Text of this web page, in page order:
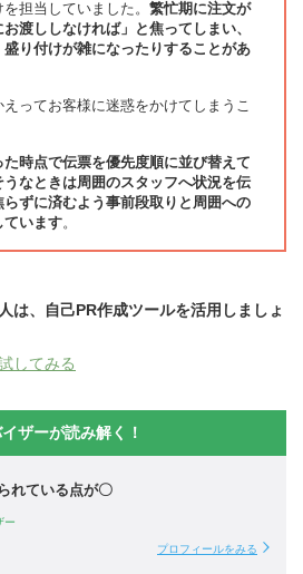
担当していました。 繁忙期に注文が
渡ししなければ」と焦ってしまい、
り付けが雑になったりすることがあ
ってお客様に迷惑をかけてしまうこ
時点で伝票を優先度順に並び替えて
なときは周囲のスタッフへ状況を伝
ずに済むよう事前段取りと周囲への
ています。
は、自己PR作成ツールを活用しましょ
してみる
ザーが読み解く！
れている点が〇
ー
プロフィールをみる